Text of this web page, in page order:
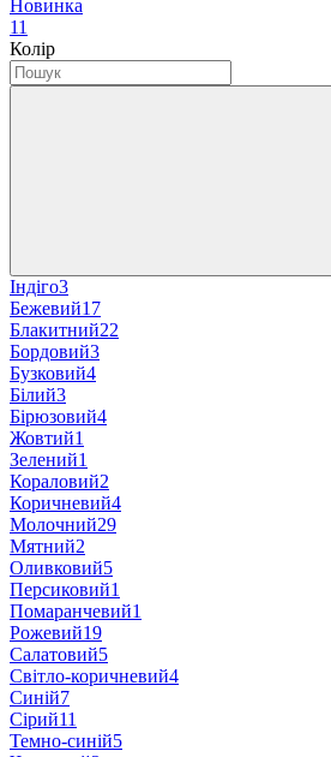
Новинка
11
Колір
Індіго3
Бежевий17
Блакитний22
Бордовий3
Бузковий4
Білий3
Бірюзовий4
Жовтий1
Зелений1
Кораловий2
Коричневий4
Молочний29
Мятний2
Оливковий5
Персиковий1
Помаранчевий1
Рожевий19
Салатовий5
Світло-коричневий4
Синій7
Сірий11
Темно-синій5